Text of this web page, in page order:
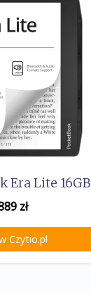
Era Lite 16GB
zł
Czytio.pl